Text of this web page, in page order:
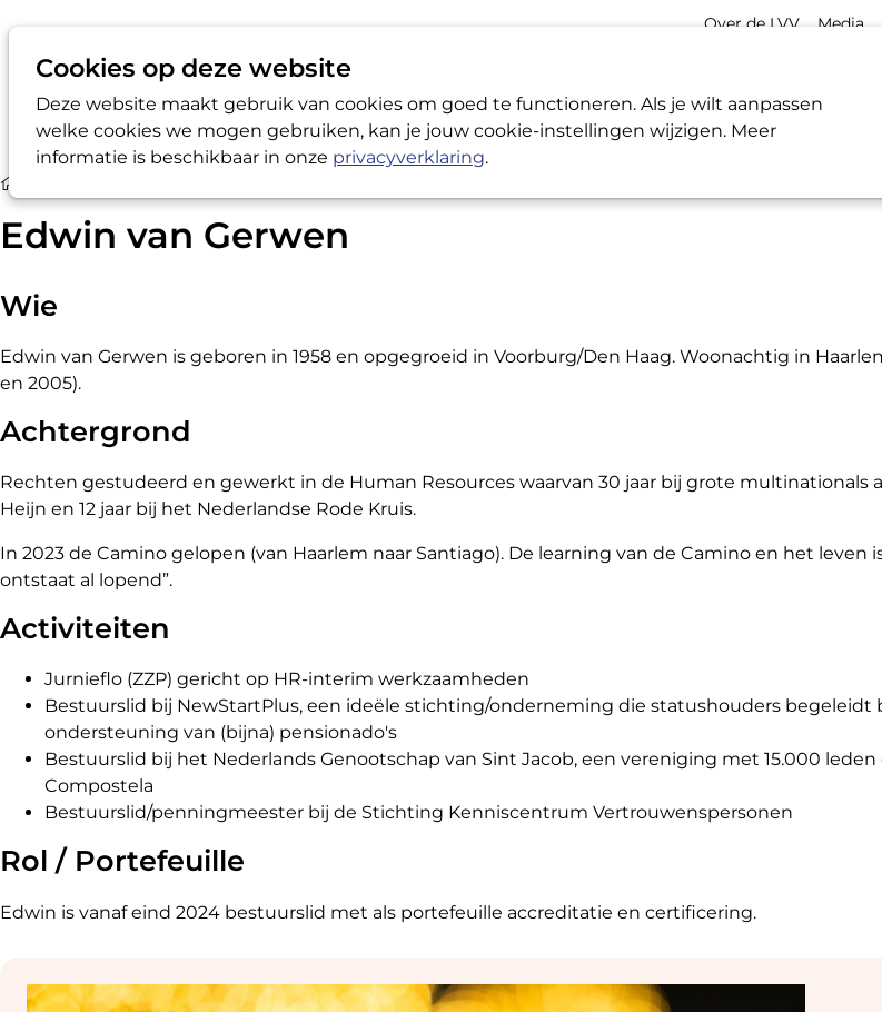
Cookies op deze website
Deze website maakt gebruik van cookies om goed te functioneren. Als je wilt aanpassen
welke cookies we mogen gebruiken, kan je jouw cookie-instellingen wijzigen. Meer
informatie is beschikbaar in onze privacyverklaring.
Werkgevers / Werknemers
Meta
Over de LVV Media
Edwin van Gerwen
Wie
Edwin van Gerwen is geboren in 1958 en opgegroeid in Voorburg/Den Haag. Woonachtig in
en 2005).
Achtergrond
Rechten gestudeerd en gewerkt in de Human Resources waarvan 30 jaar bij grote multinationals
Heijn en 12 jaar bij het Nederlandse Rode Kruis.
In 2023 de Camino gelopen (van Haarlem naar Santiago). De learning van de Camino en het leven
ontstaat al lopend”.
Activiteiten
Jurnieflo (ZZP) gericht op HR-interim werkzaamheden
Bestuurslid bij NewStartPlus, een ideële stichting/onderneming die statushouders begeleidt
ondersteuning van (bijna) pensionado's
Bestuurslid bij het Nederlands Genootschap van Sint Jacob, een vereniging met 15.000
Compostela
Bestuurslid/penningmeester bij de Stichting Kenniscentrum Vertrouwenspersonen
Rol / Portefeuille
Edwin is vanaf eind 2024 bestuurslid met als portefeuille accreditatie en certificering.